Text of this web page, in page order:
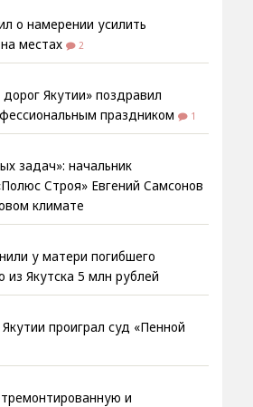
о намерении усилить
местах
2
Якутии» поздравил
праздником
1
задач»: начальник
Строя» Евгений Самсонов
климате
у матери погибшего
из Якутска 5 млн рублей
проиграл суд «Пенной
и